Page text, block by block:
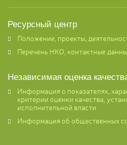
Ресурсный центр
Положение, проекты,
Перечень НКО, контактные
Независимая оценка
Информация о показателях,
критерии оценки качества,
исполнительной власти
Информация об общественных